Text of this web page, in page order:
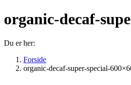
organic-decaf-
Du er her:
Forside
organic-decaf-super-special-